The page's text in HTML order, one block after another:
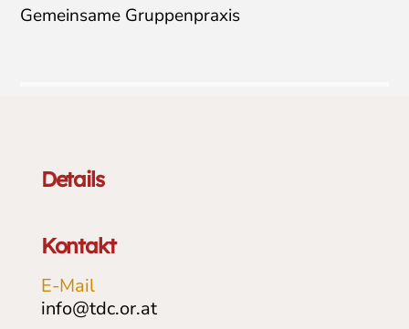
Gemeinsame Gruppenpraxis
Details
Kontakt
E-Mail
info@tdc.or.at